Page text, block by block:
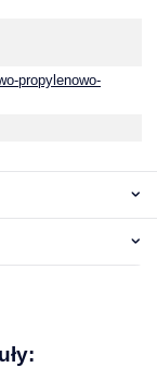
propylenowo-